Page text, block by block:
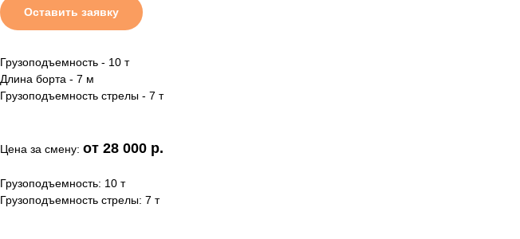
Оставить заявку
Грузоподъемность - 10 т
Длина борта - 7 м
Грузоподъемность стрелы - 7 т
Цена за смену: от 28 000 р.
Грузоподъемность: 10 т
Грузоподъемность стрелы: 7 т